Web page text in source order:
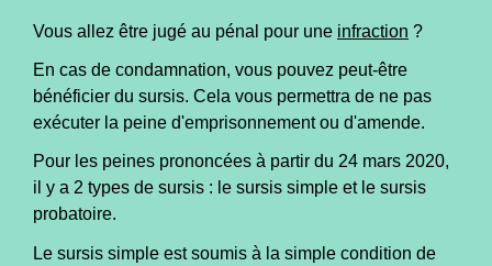
Vous allez être jugé au pénal pour une infraction ?
En cas de condamnation, vous pouvez peut-être
bénéficier du sursis. Cela vous permettra de ne pas
exécuter la peine d'emprisonnement ou d'amende.
Pour les peines prononcées à partir du 24 mars 2020,
il y a 2 types de sursis : le sursis simple et le sursis
probatoire.
Le sursis simple est soumis à la simple condition de